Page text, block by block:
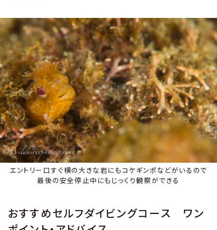
エントリー口すぐ横の大きな岩にもコケギンポなどがいるので
最後の安全停止中にもじっくり観察ができる
おすすめセルフダイビングコース ワン